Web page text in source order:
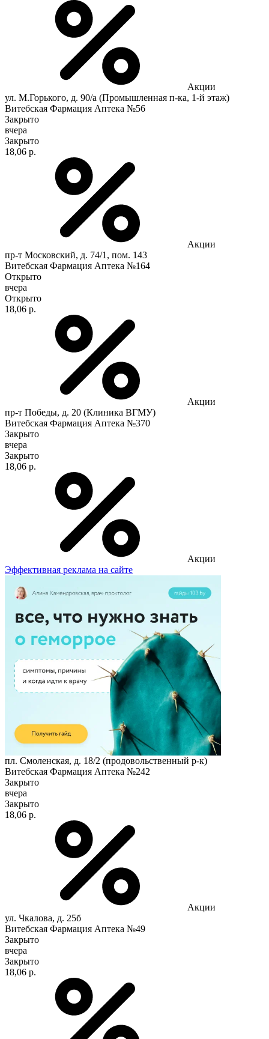
Акции
ул. М.Горького, д. 90/а (Промышленная п-ка, 1-й этаж)
Витебская Фармация Аптека №56
Закрыто
вчера
Закрыто
18,06 р.
Акции
пр-т Московский, д. 74/1, пом. 143
Витебская Фармация Аптека №164
Открыто
вчера
Открыто
18,06 р.
Акции
пр-т Победы, д. 20 (Клиника ВГМУ)
Витебская Фармация Аптека №370
Закрыто
вчера
Закрыто
18,06 р.
Акции
Эффективная реклама на сайте
пл. Смоленская, д. 18/2 (продовольственный р-к)
Витебская Фармация Аптека №242
Закрыто
вчера
Закрыто
18,06 р.
Акции
ул. Чкалова, д. 25б
Витебская Фармация Аптека №49
Закрыто
вчера
Закрыто
18,06 р.